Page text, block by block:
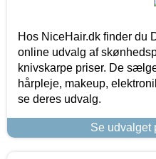
Hos NiceHair.dk finder du
online udvalg af
knivskarpe priser. De
hårpleje, makeup,
se deres udvalg.
Se udvalget